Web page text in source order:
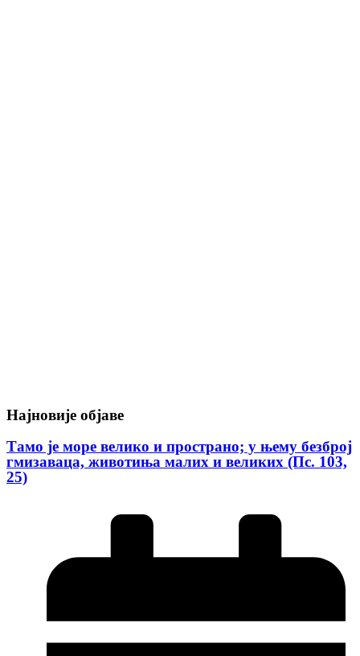
Најновије објаве
Тамо је море велико и пространо; у њему безброј
гмизаваца, животиња малих и великих (Пс. 103,
25)